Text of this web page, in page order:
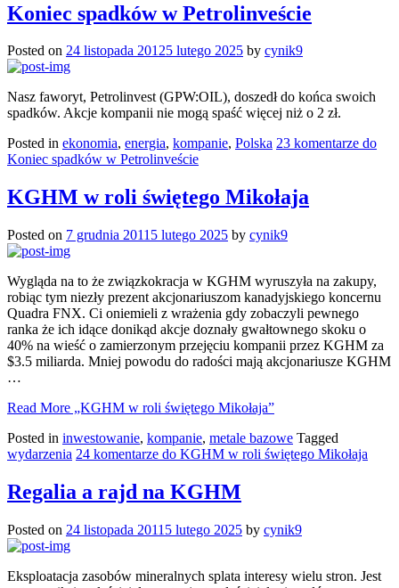
Koniec spadków w Petrolinveście
Posted on 24 listopada 20125 lutego 2025 by cynik9
Nasz faworyt, Petrolinvest (GPW:OIL), doszedł do końca swoich
spadków. Akcje kompanii nie mogą spaść więcej niż o 2 zł.
Posted in ekonomia, energia, kompanie, Polska 23 komentarze do
Koniec spadków w Petrolinveście
KGHM w roli świętego Mikołaja
Posted on 7 grudnia 2011 5 lutego 2025 by cynik9
Wygląda na to że związkokracja w KGHM wyruszyła na zakupy,
robiąc tym niezły prezent akcjonariuszom kanadyjskiego koncernu
Quadra FNX. Ci oniemieli z wrażenia gdy zobaczyli pewnego
ranka że ich idące donikąd akcje doznały gwałtownego skoku o
40% na wieść o zamierzonym przejęciu kompanii przez KGHM za
$3.5 miliarda. Mniej powodu do radości mają akcjonariusze KGHM
…
Read More „KGHM w roli świętego Mikołaja”
Posted in inwestowanie, kompanie, metale bazowe Tagged
wydarzenia 24 komentarze do KGHM w roli świętego Mikołaja
Regalia a rajd na KGHM
Posted on 24 listopada 2011 5 lutego 2025 by cynik9
Eksploatacja zasobów mineralnych splata interesy wielu stron. Jest